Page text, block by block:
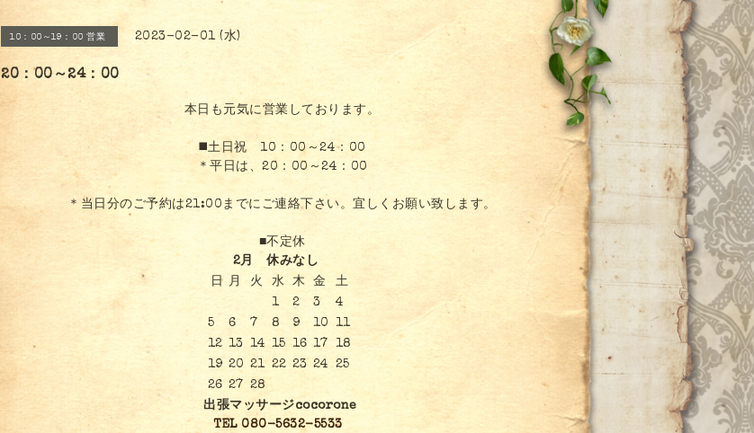
10：00～19：00 営業 2023-02-01 (水)
20：00～24：00
本日も元気に営業しております。
◼️土日祝 10：00～24：00
＊平日は、20：00～24：00
＊当日分のご予約は21:00までにご連絡下さい。宜しくお願い致します。
■不定休
2月 休みなし
日 月 火 水 木 金
土
1
2 3
4
5
6 7 8 9 10
11
12 13 14 15 16 17
18
19 20 21 22 23 24
25
26 27
28
出張マッサージcocorone
TEL 080-5632-5533